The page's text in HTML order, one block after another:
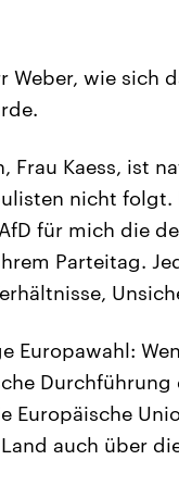
Weber, wie sich
Frau Kaess, ist
nicht folgt.
für mich die
Parteitag.
Europawahl:
Europäische
auch über